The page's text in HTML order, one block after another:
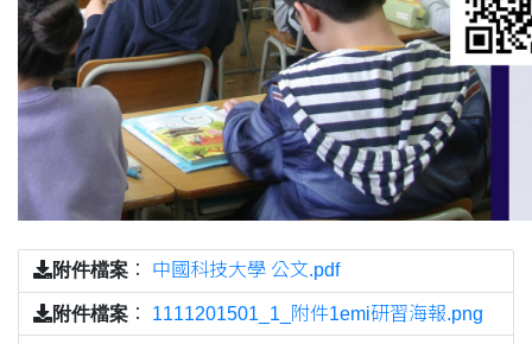
附件檔案 ： 中國科技大學 公文.pdf
附件檔案 ： 1111201501_1_附件1emi研習海報.png